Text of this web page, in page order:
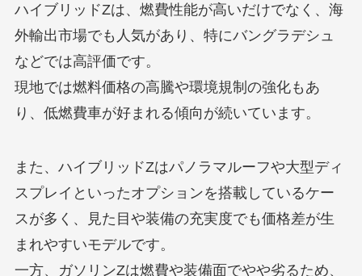
ハイブリッドZは、燃費性能が高いだけでなく、海
外輸出市場でも人気があり、特にバングラデシュ
などでは高評価です。
現地では燃料価格の高騰や環境規制の強化もあ
り、低燃費車が好まれる傾向が続いています。
また、ハイブリッドZはパノラマルーフや大型ディ
スプレイといったオプションを搭載しているケー
スが多く、見た目や装備の充実度でも価格差が生
まれやすいモデルです。
一方、ガソリンZは燃費や装備面でやや劣るため、